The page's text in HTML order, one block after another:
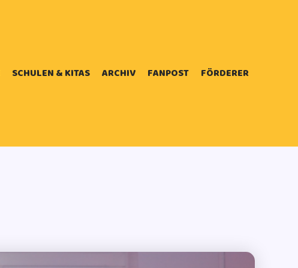
SCHULEN & KITAS ARCHIV FANPOST FÖRDERER